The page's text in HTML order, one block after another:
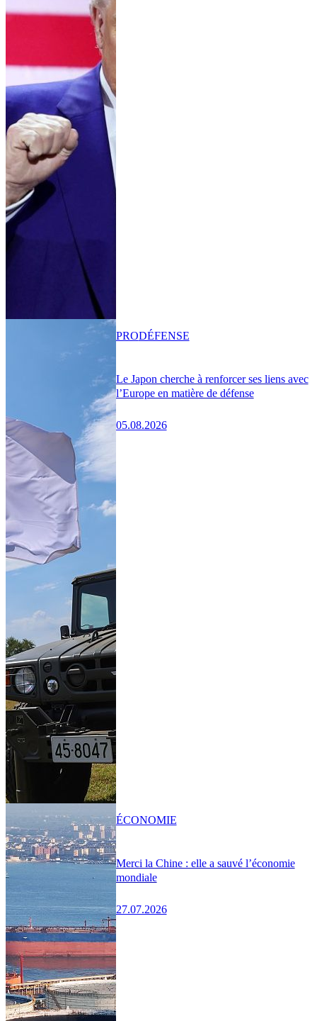
Le Japon cherche à renforcer ses liens avec
l’Europe en matière de défense
05.08.2026
PRODÉFENSE
Merci la Chine : elle a sauvé l’économie
mondiale
27.07.2026
ÉCONOMIE